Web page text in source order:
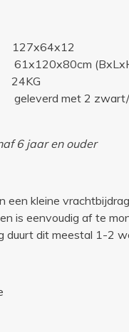
met 2 zwart/
6 jaar en ouder
een kleine
is eenvoudig af te
duurt dit meestal 1-2